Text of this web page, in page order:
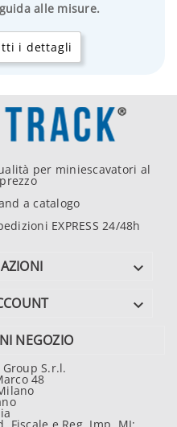
alle misure.
i dettagli
per miniescavatori al
a catalogo
EXPRESS 24/48h


NEGOZIO
S.r.l.
48